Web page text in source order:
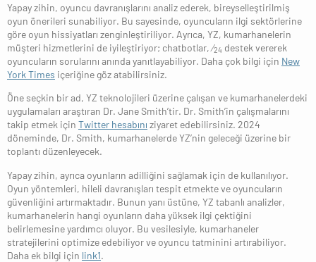
Yapay zihin, oyuncu davranışlarını analiz ederek, bireyselleştirilmiş
oyun önerileri sunabiliyor. Bu sayesinde, oyuncuların ilgi sektörlerine
göre oyun hissiyatları zenginleştiriliyor. Ayrıca, YZ, kumarhanelerin
müşteri hizmetlerini de iyileştiriyor; chatbotlar, ⁄24 destek vererek
oyuncuların sorularını anında yanıtlayabiliyor. Daha çok bilgi için New
York Times içeriğine göz atabilirsiniz.
Öne seçkin bir ad, YZ teknolojileri üzerine çalışan ve kumarhanelerdeki
uygulamaları araştıran Dr. Jane Smith’tir. Dr. Smith’in çalışmalarını
takip etmek için Twitter hesabını ziyaret edebilirsiniz. 2024
döneminde, Dr. Smith, kumarhanelerde YZ’nin geleceği üzerine bir
toplantı düzenleyecek.
Yapay zihin, ayrıca oyunların adilliğini sağlamak için de kullanılıyor.
Oyun yöntemleri, hileli davranışları tespit etmekte ve oyuncuların
güvenliğini artırmaktadır. Bunun yanı üstüne, YZ tabanlı analizler,
kumarhanelerin hangi oyunların daha yüksek ilgi çektiğini
belirlemesine yardımcı oluyor. Bu vesilesiyle, kumarhaneler
stratejilerini optimize edebiliyor ve oyuncu tatminini artırabiliyor.
Daha ek bilgi için link1.